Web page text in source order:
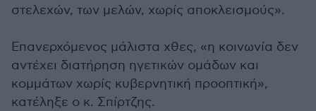
στελεχών, των μελών, χωρίς αποκλεισμούς».
Επανερχόμενος μάλιστα χθες, «η κοινωνία δεν
αντέχει διατήρηση ηγετικών ομάδων και
κομμάτων χωρίς κυβερνητική προοπτική»,
κατέληξε ο κ. Σπίρτζης.